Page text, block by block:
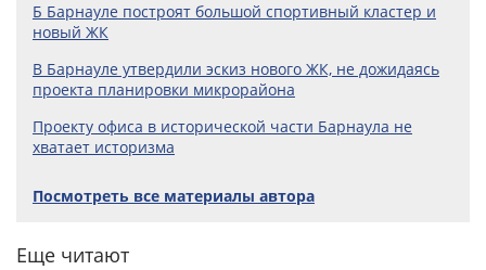
Б Барнауле построят большой спортивный кластер и
новый ЖК
В Барнауле утвердили эскиз нового ЖК, не дожидаясь
проекта планировки микрорайона
Проекту офиса в исторической части Барнаула не
хватает историзма
Посмотреть все материалы автора
Еще читают